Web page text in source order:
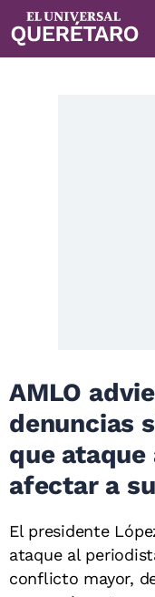
AMLO
denuncias
que ataque
afectar a
El presidente
ataque al
conflicto mayor,